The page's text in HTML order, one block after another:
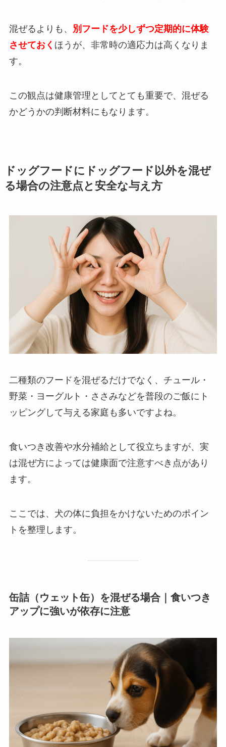
混ぜるよりも、
別フードを少しずつ定期的に体験
させておく ほうが、非常時の適応力は高くなりま
す。
この観点は健康管理としてとても重要で、混ぜる
かどうかの判断材料にもなります。
ドッグフードにドッグフード以外を混ぜ
る場合の注意点と安全な与え方
二種類のフードを混ぜるだけでなく、チュール・
野菜・ヨーグルト・ささみなどを普段のご飯にト
ッピングして与える家庭も多いですよね。
食いつき改善や水分補給として役立ちますが、実
は混ぜ方によっては健康面で注意すべき点があり
ます。
ここでは、犬の体に負担をかけないためのポイン
トを整理します。
缶詰（ウェット缶）を混ぜる場合｜食いつき
アップに強いが依存に注意